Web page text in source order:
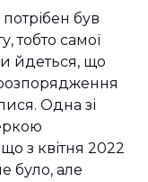
був
тобто самої
йдеться, що
Одна зі
з квітня 2022
було, але